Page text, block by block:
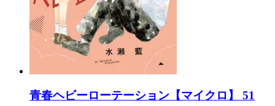
青春ヘビーローテーション【マイクロ】 51